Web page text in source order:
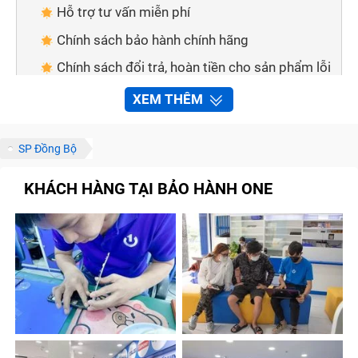
Hỗ trợ tư vấn miễn phí
Chính sách bảo hành chính hãng
Chính sách đổi trả, hoàn tiền cho sản phẩm lỗi
Đa dạng hình thức thanh toán
Cách thức để liên hệ với Trung Tâm Bảo Hành
Thông qua số điện thoại
Thông qua các kênh thông tin
Những lưu ý để sửa chữa Ipad 9Th nhanh
chóng tại Trung Tâm Bảo Hành One
Gọi điện để được tư vấn trước khi đến
Đặt trước lịch hẹn
Xem trước bảng báo giá
XEM THÊM
SP Đồng Bộ
KHÁCH HÀNG TẠI BẢO HÀNH ONE